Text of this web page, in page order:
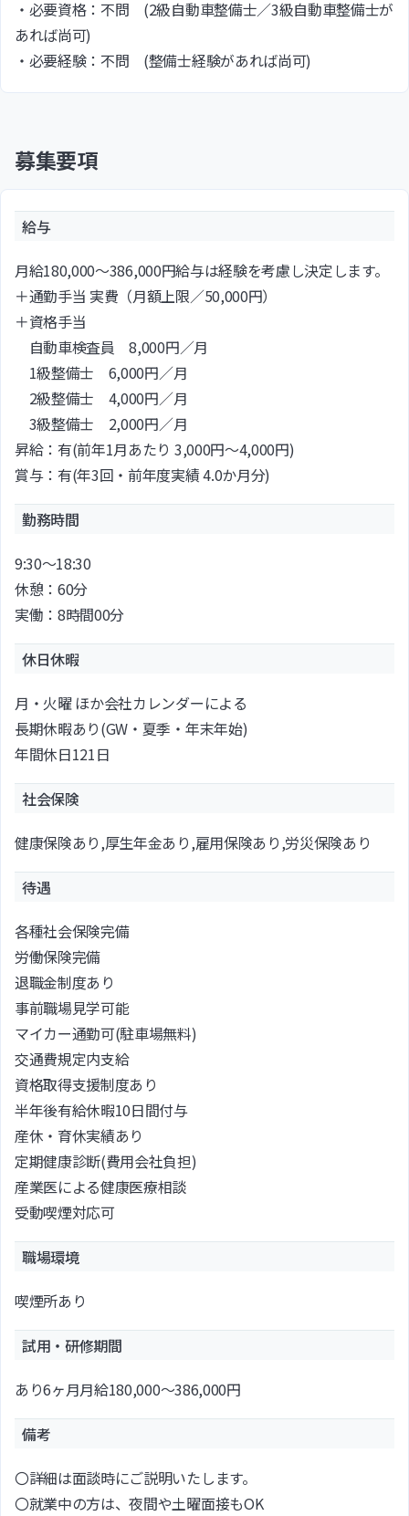
・必要資格：不問 (2級自動車整備士／3級自動車整備士が
あれば尚可)
・必要経験：不問 (整備士経験があれば尚可)
募集要項
給与
月給180,000〜386,000円給与は経験を考慮し決定します。
＋通勤手当 実費（月額上限／50,000円）
＋資格手当
自動車検査員 8,000円／月
1級整備士 6,000円／月
2級整備士 4,000円／月
3級整備士 2,000円／月
昇給：有(前年1月あたり 3,000円～4,000円)
賞与：有(年3回・前年度実績 4.0か月分)
勤務時間
9:30～18:30
休憩：60分
実働：8時間00分
休日休暇
月・火曜 ほか会社カレンダーによる
長期休暇あり(GW・夏季・年末年始)
年間休日121日
社会保険
健康保険あり,厚生年金あり,雇用保険あり,労災保険あり
待遇
各種社会保険完備
労働保険完備
退職金制度あり
事前職場見学可能
マイカー通勤可(駐車場無料)
交通費規定内支給
資格取得支援制度あり
半年後有給休暇10日間付与
産休・育休実績あり
定期健康診断(費用会社負担)
産業医による健康医療相談
受動喫煙対応可
職場環境
喫煙所あり
試用・研修期間
あり6ヶ月月給180,000〜386,000円
備考
〇詳細は面談時にご説明いたします。
〇就業中の方は、夜間や土曜面接もOK